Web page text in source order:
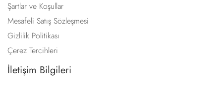
Şartlar ve Koşullar
Mesafeli Satış Sözleşmesi
Gizlilik Politikası
Çerez Tercihleri
İletişim Bilgileri